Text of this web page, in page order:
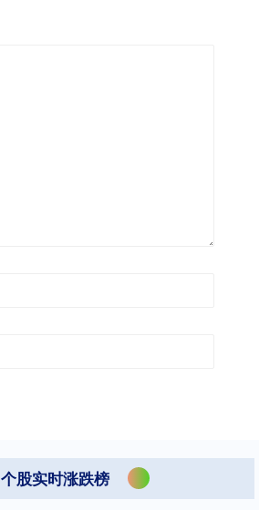
个股实时涨跌榜